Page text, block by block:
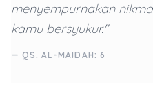
menyempurnakan
kamu bersyukur."
— QS. AL-MAIDAH: 6